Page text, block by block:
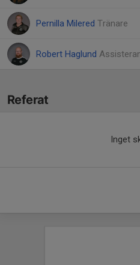
Pernilla Milered Tränare
Robert Haglund
Referat
Inget